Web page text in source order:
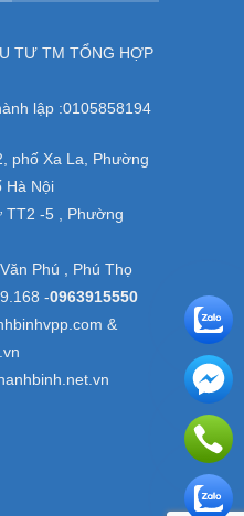
TƯ TM TỔNG HỢP
lập :0105858194
phố Xa La, Phường
Hà Nội
TT2 -5 , Phường
Phú , Phú Thọ
-0963915550
&